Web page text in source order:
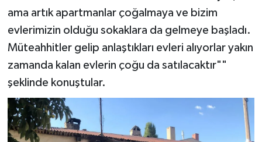
ama artık apartmanlar çoğalmaya ve bizim
evlerimizin olduğu sokaklara da gelmeye başladı.
Müteahhitler gelip anlaştıkları evleri alıyorlar yakın
zamanda kalan evlerin çoğu da satılacaktır""
şeklinde konuştular.